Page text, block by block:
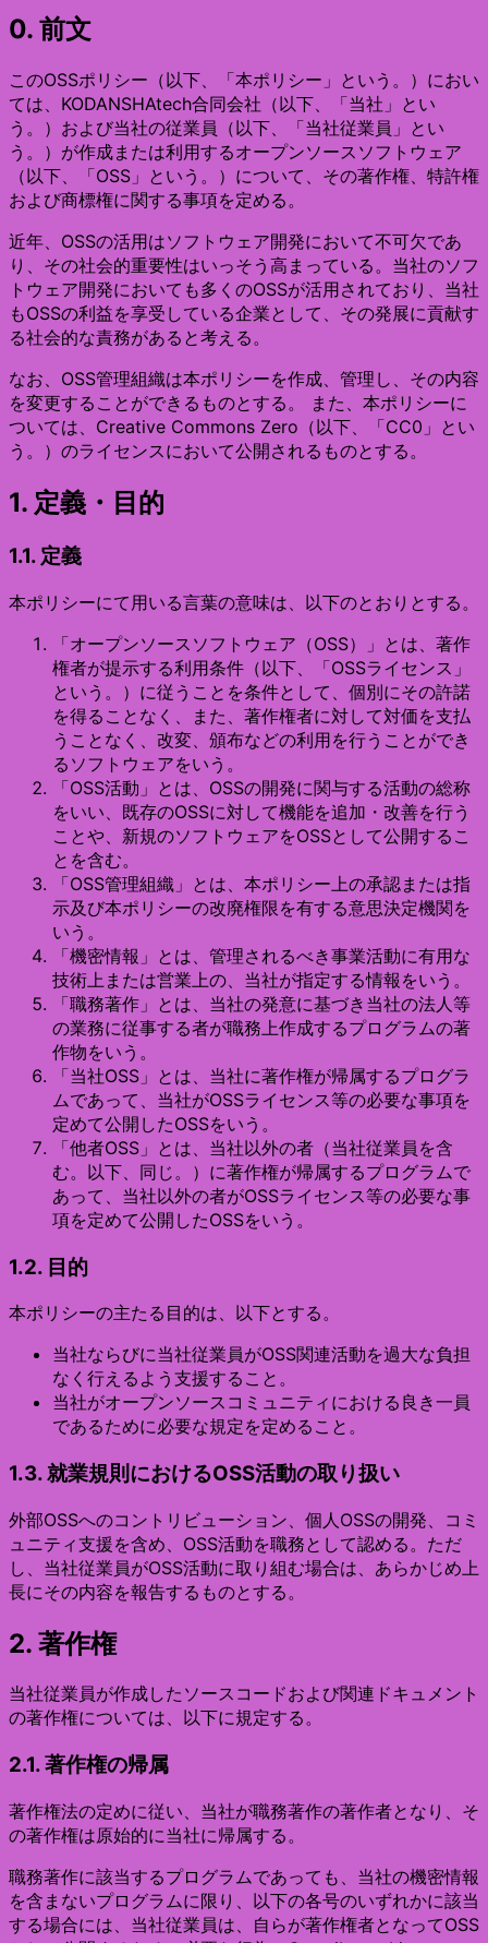
0. 前文
このOSSポリシー（以下、「本ポリシー」という。）におい
ては、KODANSHAtech合同会社（以下、「当社」とい
う。）および当社の従業員（以下、「当社従業員」とい
う。）が作成または利用するオープンソースソフトウェア
（以下、「OSS」という。）について、その著作権、特許権
および商標権に関する事項を定める。
近年、OSSの活用はソフトウェア開発において不可欠であ
り、その社会的重要性はいっそう高まっている。当社のソフ
トウェア開発においても多くのOSSが活用されており、当社
もOSSの利益を享受している企業として、その発展に貢献す
る社会的な責務があると考える。
なお、OSS管理組織は本ポリシーを作成、管理し、その内容
を変更することができるものとする。 また、本ポリシーに
ついては、Creative Commons Zero（以下、「CC0」とい
う。）のライセンスにおいて公開されるものとする。
1. 定義・目的
1.1. 定義
本ポリシーにて用いる言葉の意味は、以下のとおりとする。
「オープンソースソフトウェア（OSS）」とは、著作
権者が提示する利用条件（以下、「OSSライセンス」
という。）に従うことを条件として、個別にその許諾
を得ることなく、また、著作権者に対して対価を支払
うことなく、改変、頒布などの利用を行うことができ
るソフトウェアをいう。
「OSS活動」とは、OSSの開発に関与する活動の総称
をいい、既存のOSSに対して機能を追加・改善を行う
ことや、新規のソフトウェアをOSSとして公開するこ
とを含む。
「OSS管理組織」とは、本ポリシー上の承認または指
示及び本ポリシーの改廃権限を有する意思決定機関を
いう。
「機密情報」とは、管理されるべき事業活動に有用な
技術上または営業上の、当社が指定する情報をいう。
「職務著作」とは、当社の発意に基づき当社の法人等
の業務に従事する者が職務上作成するプログラムの著
作物をいう。
「当社OSS」とは、当社に著作権が帰属するプログラ
ムであって、当社がOSSライセンス等の必要な事項を
定めて公開したOSSをいう。
「他者OSS」とは、当社以外の者（当社従業員を含
む。以下、同じ。）に著作権が帰属するプログラムで
あって、当社以外の者がOSSライセンス等の必要な事
項を定めて公開したOSSをいう。
1.2. 目的
本ポリシーの主たる目的は、以下とする。
当社ならびに当社従業員がOSS関連活動を過大な負担
なく行えるよう支援すること。
当社がオープンソースコミュニティにおける良き一員
であるために必要な規定を定めること。
1.3. 就業規則におけるOSS活動の取り扱い
外部OSSへのコントリビューション、個人OSSの開発、コミ
ュニティ支援を含め、OSS活動を職務として認める。ただ
し、当社従業員がOSS活動に取り組む場合は、あらかじめ上
長にその内容を報告するものとする。
2. 著作権
当社従業員が作成したソースコードおよび関連ドキュメント
の著作権については、以下に規定する。
2.1. 著作権の帰属
著作権法の定めに従い、当社が職務著作の著作者となり、そ
の著作権は原始的に当社に帰属する。
職務著作に該当するプログラムであっても、当社の機密情報
を含まないプログラムに限り、以下の各号のいずれかに該当
する場合には、当社従業員は、自らが著作権者となってOSS